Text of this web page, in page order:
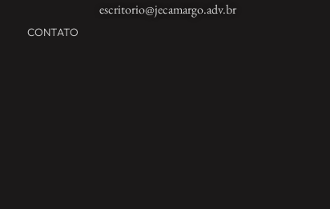
CONTATO
escritorio@jecamargo.adv.br